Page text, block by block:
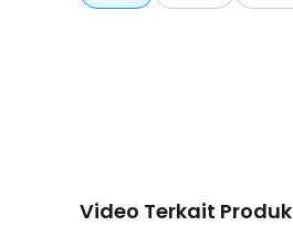
Video Terkait Produk